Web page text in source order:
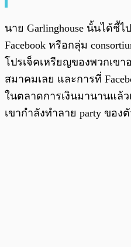
นาย Garlinghouse นั้นได้ชี้
Facebook หรือกลุ่ม
โปรเจ็คเหรียญของพวกเข
สมาคมเลย และการที่
ในตลาดการเงินมานานแล้
เขากำลังทำลาย party ของตั